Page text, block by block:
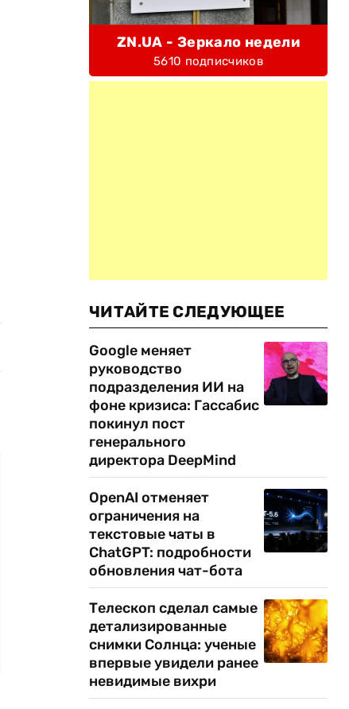
ZN.UA - Зеркало недели
5610 подписчиков
ЧИТАЙТЕ СЛЕДУЮЩЕЕ
Google меняет
руководство
подразделения ИИ на
фоне кризиса: Гассабис
покинул пост
генерального
директора DeepMind
OpenAI отменяет
ограничения на
текстовые чаты в
ChatGPT: подробности
обновления чат-бота
Телескоп сделал самые
детализированные
снимки Солнца: ученые
впервые увидели ранее
невидимые вихри